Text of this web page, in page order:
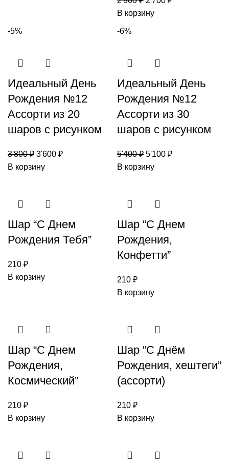
В корзину
-5%
Идеальный День
Рождения №12
Ассорти из 20
шаров с рисунком
3'800₽ 3'600 ₽
В корзину
-6%
Идеальный День
Рождения №12
Ассорти из 30
шаров с рисунком
5'400₽ 5'100 ₽
В корзину
Шар “С Днем
Рождения Тебя”
210 ₽
В корзину
Шар “С Днем
Рождения,
Конфетти”
210 ₽
В корзину
Шар “С Днем
Рождения,
Космический”
210 ₽
В корзину
Шар “С Днём
Рождения, хештеги”
(ассорти)
210 ₽
В корзину